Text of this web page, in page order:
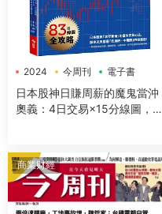
2024 今周刊 電子書
日本股神日賺周薪的魔鬼當沖
奧義：4日交易×15分線圖，用
商業财經